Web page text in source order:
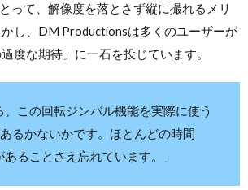
って、解像度を落とさず縦に撮れるメリ
し、DM Productionsは多くのユーザーが
度な期待」に一石を投じています。
、この回転ジンバル機能を実際に使う
るかないかです。ほとんどの時間
ることさえ忘れています。」